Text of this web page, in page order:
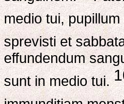
medio tui,
sprevisti et
effundendum
sunt in medio tui.